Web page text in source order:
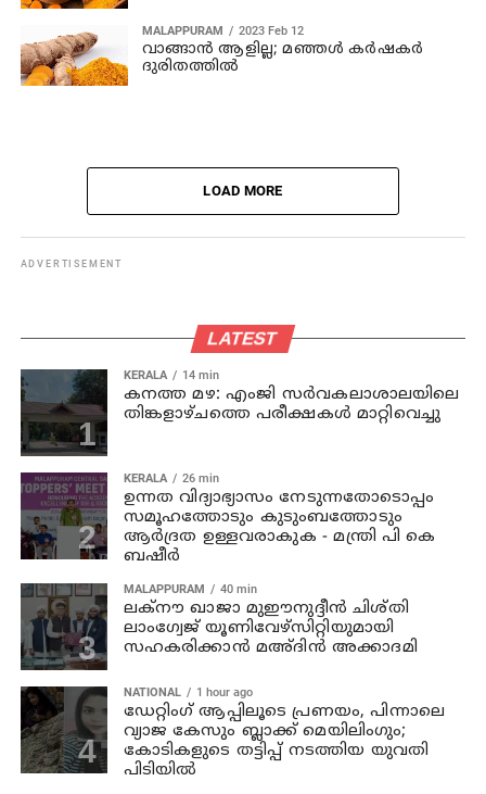
MALAPPURAM 2023 Feb 12
വാങ്ങാൻ ആളില്ല; മഞ്ഞൾ കർഷകർ
ദുരിതത്തില്‍
LOAD MORE
ADVERTISEMENT
LATEST
KERALA 14 min
കനത്ത മഴ: എംജി സർവകലാശാലയിലെ
തിങ്കളാഴ്ചത്തെ പരീക്ഷകൾ മാറ്റിവെച്ചു
KERALA 26 min
ഉന്നത വിദ്യാഭ്യാസം നേടുന്നതോടൊപ്പം
സമൂഹത്തോടും കുടുംബത്തോടും
ആര്‍ദ്രത ഉള്ളവരാകുക - മന്ത്രി പി കെ
ബഷീര്‍
MALAPPURAM 40 min
ലക്‌നൗ ഖാജാ മുഈനുദ്ദീന്‍ ചിശ്തി
ലാംഗ്വേജ് യൂണിവേഴ്‌സിറ്റിയുമായി
സഹകരിക്കാന്‍ മഅ്ദിന്‍ അക്കാദമി
NATIONAL 1 hour ago
ഡേറ്റിംഗ് ആപ്പിലൂടെ പ്രണയം, പിന്നാലെ
വ്യാജ കേസും ബ്ലാക്ക് മെയിലിംഗും;
കോടികളുടെ തട്ടിപ്പ് നടത്തിയ യുവതി
പിടിയിൽ